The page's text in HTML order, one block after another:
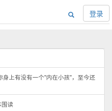
登录
上有没有一个"内在小孩"，至今还
围读